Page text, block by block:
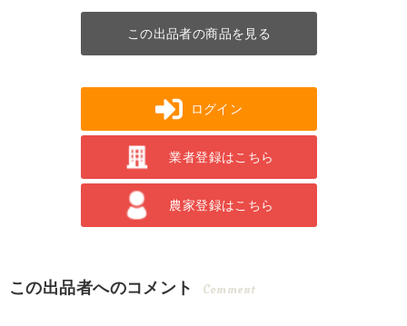
この出品者の商品を見る
ログイン
業者登録はこちら
農家登録はこちら
この出品者へのコメント Comment